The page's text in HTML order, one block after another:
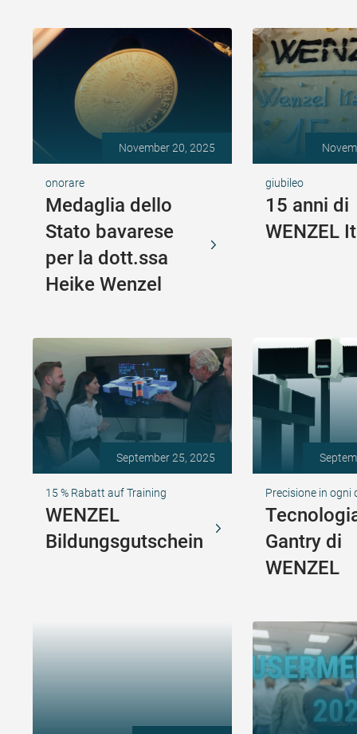
November 20, 2025
onorare
Medaglia dello
Stato bavarese
per la dott.ssa
Heike Wenzel
giubileo
15 anni di
WENZEL
September 25, 2025
15 % Rabatt auf Training
WENZEL
Bildungsgutschein
Precisione in ogni
Gantry di
WENZEL